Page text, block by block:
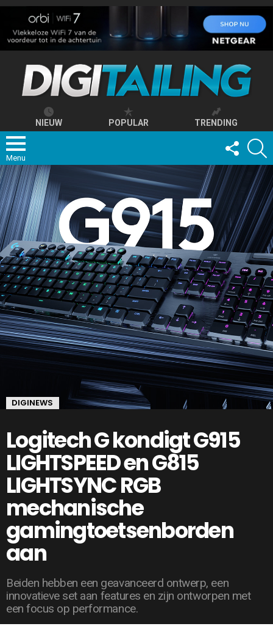
NIEUW POPULAR TRENDING
Menu
FOLLOW
US
DIGINEWS
Logitech G kondigt G915
LIGHTSPEED en G815
LIGHTSYNC RGB
mechanische
gamingtoetsenborden
aan
Beiden hebben een geavanceerd ontwerp, een
innovatieve set aan features en zijn ontworpen met
een focus op performance.